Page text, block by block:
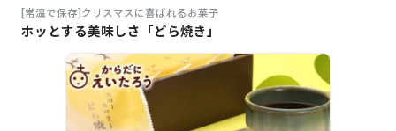
[常温で保存]クリスマスに喜ばれるお菓子
ホッとする美味しさ「どら焼き」